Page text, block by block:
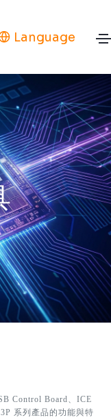
Language
Control Board、ICE
系列產品的功能與特